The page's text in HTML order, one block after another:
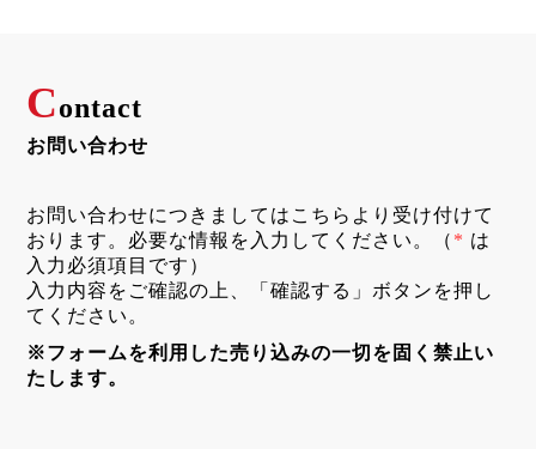
Contact
お問い合わせ
お問い合わせにつきましてはこちらより受け付けて
おります。必要な情報を入力してください。（ * は
入力必須項目です）
入力内容をご確認の上、「確認する」ボタンを押し
てください。
※フォームを利用した売り込みの一切を固く禁止い
たします。